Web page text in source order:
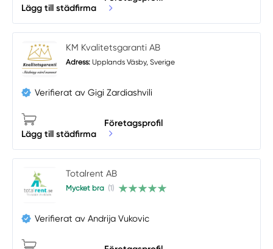
Lägg till städfirma
KM Kvalitetsgaranti AB
Adress: Upplands Väsby, Sverige
Verifierat av Gigi Zardiashvili
Lägg till städfirma
Företagsprofil
Totalrent AB
Mycket bra (1)
Verifierat av Andrija Vukovic